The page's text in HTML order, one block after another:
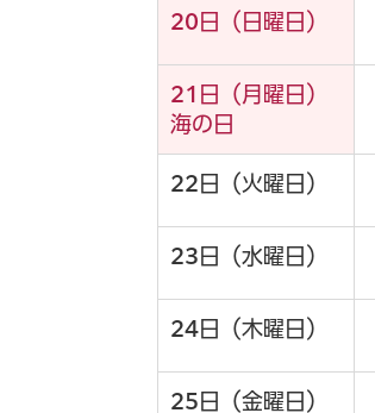
20 日（日曜日）
21 日（月曜日）
海の日
22 日（火曜日）
23 日（水曜日）
24日（木曜日）
25 日（金曜日）